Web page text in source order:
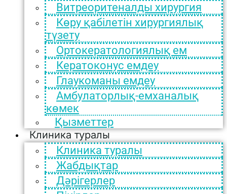
Витреоритеналды хирургия
Көру қабілетін хирургиялық
түзету
Ортокератологиялық ем
Кератоконус емдеу
Глаукоманы емдеу
Амбулаторлық-емханалық
көмек
Қызметтер
Клиника туралы
Клиника туралы
Жабдықтар
Дәрігерлер